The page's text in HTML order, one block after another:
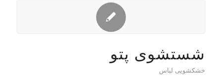
شستشوی پتو
خشکشویی لباس